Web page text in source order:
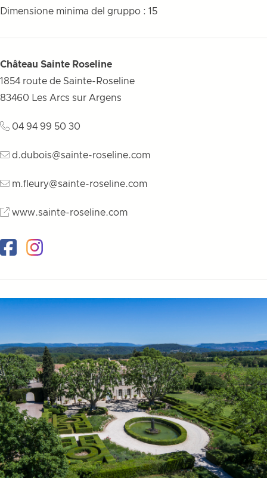
Dimensione minima del gruppo : 15
Château Sainte Roseline
1854 route de Sainte-Roseline
83460 Les Arcs sur Argens
04 94 99 50 30
d.dubois@sainte-roseline.com
m.fleury@sainte-roseline.com
www.sainte-roseline.com
FacebookInstagram